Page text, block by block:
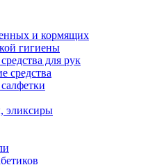
и кормящих
гигиены
для рук
средства
эликсиры